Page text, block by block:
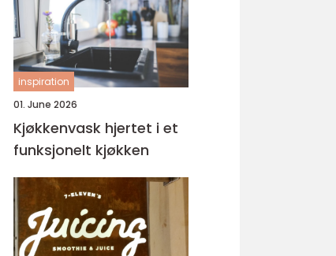
inspiration
01. June 2026
Kjøkkenvask hjertet i et
funksjonelt kjøkken